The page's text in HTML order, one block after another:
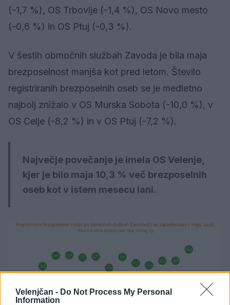
Velenjčan - Do Not Process My Personal
Information
(-1,7 %), OS Trbovlje (-1,4 %), OS Novo mesto
(-0,6 %) in OS Ptuj (-0,3 %).
V šestih območnih službah Zavoda je bila maja
brezposelnost manjša kot pred letom. Število
registriranih brezposelnih oseb se je medletno
najbolj znižalo v OS Murska Sobota (-10,0 %), v
OS Celje (-8,2 %) in v OS Ptuj (-7,2 %).
Največje povečanje je imela OS Velenje,
kjer je bilo maja 10,3 % več brezposelnih
oseb kot v istem mesecu lani.